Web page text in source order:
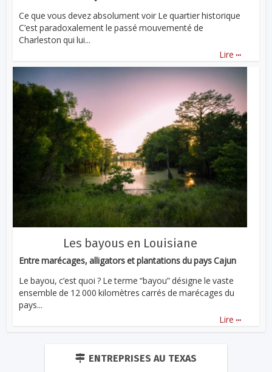
Ce que vous devez absolument voir Le quartier historique
C’est paradoxalement le passé mouvementé de
Charleston qui lui...
Lire ...
Les bayous en Louisiane
Entre marécages, alligators et plantations du pays Cajun
Le bayou, c’est quoi ? Le terme “bayou” désigne le vaste
ensemble de 12 000 kilomètres carrés de marécages du
pays...
Lire ...
ENTREPRISES AU TEXAS